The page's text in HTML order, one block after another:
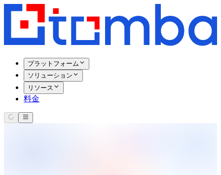
プラットフォーム
ソリューション
リソース
料金